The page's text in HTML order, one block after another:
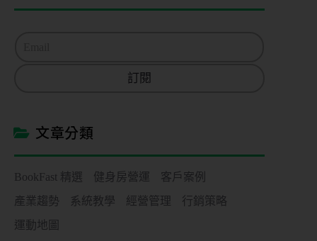
訂閱
文章分類
BookFast 精選 健身房營運
客戶案例
產業趨勢
系統教學 經營管理
行銷策略
運動地圖